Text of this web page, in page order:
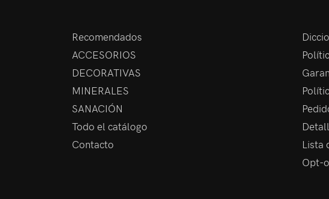
Recomendados
ACCESORIOS
DECORATIVAS
MINERALES
SANACIÓN
Todo el catálogo
Contacto
Lista
Opt-